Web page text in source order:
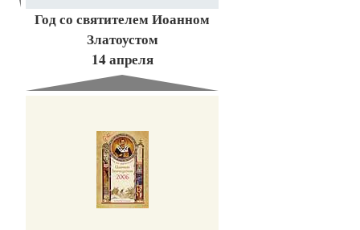
Год со святителем Иоанном
Златоустом
14 апреля